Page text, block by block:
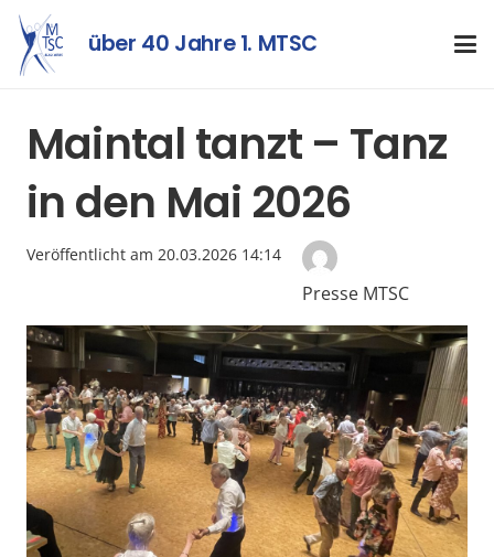
über 40 Jahre 1. MTSC
Maintal tanzt – Tanz
in den Mai 2026
Veröffentlicht am 20.03.2026 14:14
Presse MTSC